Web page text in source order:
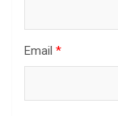
Email *